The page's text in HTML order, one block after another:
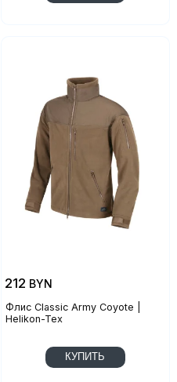
Флис Classic Army Coyote |
Helikon-Tex
212 BYN
КУПИТЬ